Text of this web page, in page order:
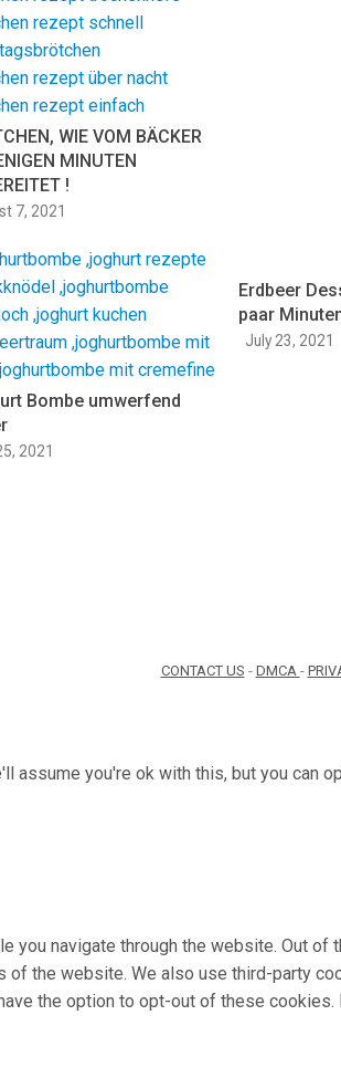
WIE VOM BÄCKER
MINUTEN
!
7, 2021
Bombe umwerfend
2021
Erdbeer
paar
July 23, 2021
CONTACT US - DMCA -
assume you're ok with this, but you can
navigate through the website. Out
the website. We also use third-party
the option to opt-out of these